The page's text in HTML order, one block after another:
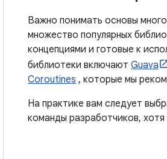
Важно понимать основы
множество популярных
концепциями и готовые к
библиотеки включают Guava
Coroutines , которые мы
На практике вам следует
команды разработчиков,